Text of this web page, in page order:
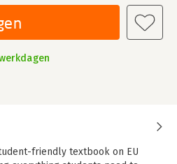
friendly textbook on EU